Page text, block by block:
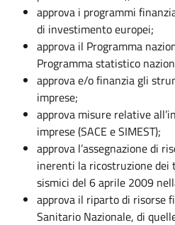
approva i programmi
di investimento europei;
approva il Programma
Programma statistico
approva e/o finanzia gli
imprese;
approva misure relative
imprese (SACE e SIMEST);
approva l’assegnazione di
inerenti la ricostruzione
sismici del 6 aprile 2009
approva il riparto di risorse
Sanitario Nazionale, di